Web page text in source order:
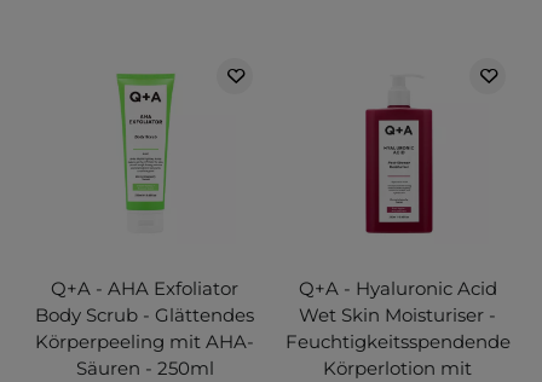
Q+A - AHA Exfoliator
Body Scrub - Glättendes
Körperpeeling mit AHA-
Säuren - 250ml
Q+A - Hyaluronic Acid
Wet Skin Moisturiser -
Feuchtigkeitsspendende
Körperlotion mit